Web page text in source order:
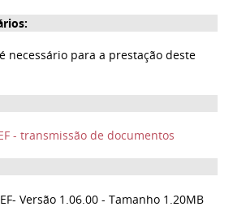
necessário para a prestação deste
- transmissão de documentos
Versão 1.06.00 - Tamanho 1.20MB